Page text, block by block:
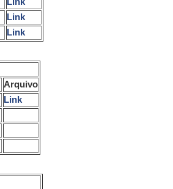
Link
Link
Arquivo
Link